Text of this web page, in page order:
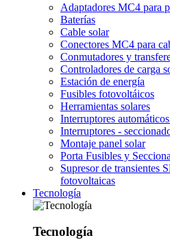
Adaptadores MC4 para
Baterías
Cable solar
Conectores MC4 para
Conmutadores y
Controladores de carga
Estación de energía
Fusibles fotovoltáicos
Herramientas solares
Interruptores
Interruptores -
Montaje panel solar
Porta Fusibles y
Supresor de transientes
fotovoltaicas
Tecnología
Tecnología